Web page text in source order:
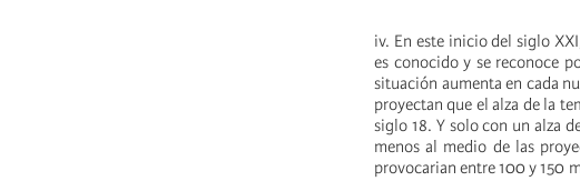
iv. En este inicio del siglo
es conocido y se reconoce
situación aumenta en cada
proyectan que el alza de la
siglo 18. Y solo con un alza
menos al medio de las
provocarian entre 100 y 150